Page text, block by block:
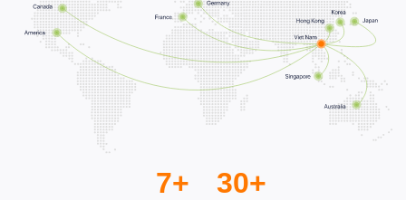
7+ 30+